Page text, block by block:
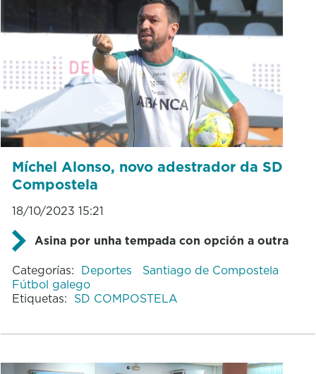
Míchel Alonso, novo adestrador da SD
Compostela
18/10/2023 15:21
Asina por unha tempada con opción a outra
Categorías: Deportes
Santiago de Compostela
Fútbol galego
Etiquetas: SD COMPOSTELA